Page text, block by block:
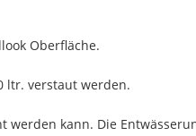
Oberfläche.
ltr. verstaut werden.
kann. Die